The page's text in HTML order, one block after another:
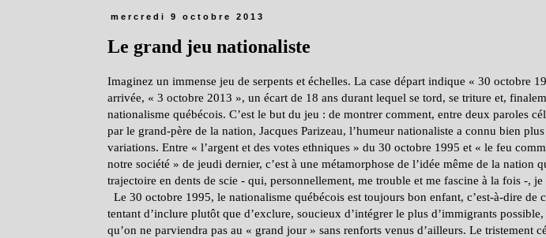
mercredi 9 octobre 2013
Le grand jeu nationaliste
Imaginez un immense jeu de serpents et échelles. La case départ indique « 30 octobre
arrivée, « 3 octobre 2013 », un écart de 18 ans durant lequel se tord, se triture et,
nationalisme québécois. C’est le but du jeu : de montrer comment, entre deux paroles
par le grand-père de la nation, Jacques Parizeau, l’humeur nationaliste a connu bien
variations. Entre « l’argent et des votes ethniques » du 30 octobre 1995 et « le feu
notre société » de jeudi dernier, c’est à une métamorphose de l’idée même de la nation
trajectoire en dents de scie - qui, personnellement, me trouble et me fascine à la fois -,
Le 30 octobre 1995, le nationalisme québécois est toujours bon enfant, c’est-à-dire de
tentant d’inclure plutôt que d’exclure, soucieux d’intégrer le plus d’immigrants possible,
qu’on ne parviendra pas au « grand jour » sans renforts venus d’ailleurs. Le tristement